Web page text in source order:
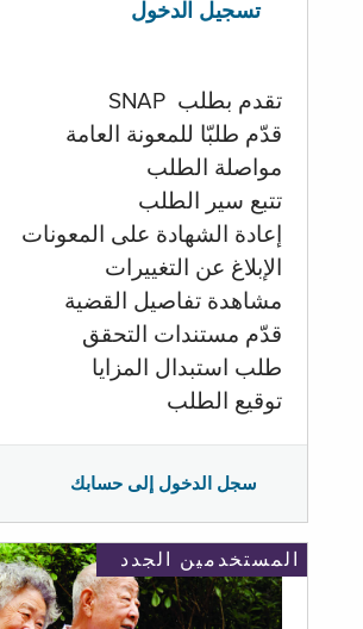
تسجيل الدخول
تقدم بطلب SNAP
قدّم طلبّا للمعونة العامة
مواصلة الطلب
تتبع سير الطلب
إعادة الشهادة على المعونات
الإبلاغ عن التغييرات
مشاهدة تفاصيل القضية
قدّم مستندات التحقق
طلب استبدال المزايا
توقيع الطلب
سجل الدخول إلى حسابك
المستخدمين الجدد